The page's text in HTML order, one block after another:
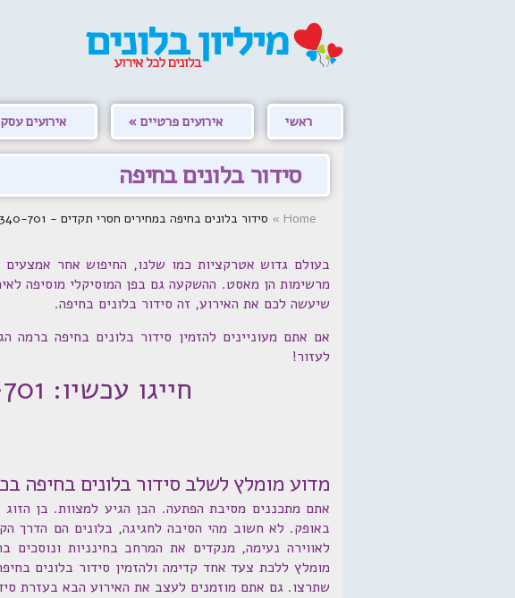
ראשי אירועים פרטיים אירועים
סידור בלונים בחיפה
Home
» סידור בלונים בחיפה במחירים חסרי תקדים - 072-3340-701
בעולם גדוש אטרקציות כמו שלנו, החיפוש אחר אמצעים
מרשימות הן מאסט. ההשקעה גם בפן המוסיקלי מוסיפה
שיעשה לכם את האירוע, זה סידור בלונים בחיפה.
לעזור!
חייגו עכשיו: 072-3340-701
מדוע מומלץ לשלב סידור בלונים בחיפה
אתם מתכננים מסיבת הפתעה. הבן הגיע למצוות. בן הזוג
באופק. לא חשוב מהי הסיבה לחגיגה, בלונים הם הדרך
לאווירה נעימה, מנקדים את המרחב בחינניות
מומלץ ללכת צעד אחד קדימה ולהזמין סידור בלונים
שתרצו. גם אתם מוזמנים לעצב את האירוע הבא בעזרת